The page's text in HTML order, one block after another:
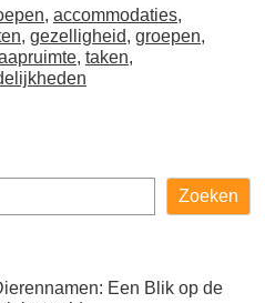
, accommodaties,
, gezelligheid, groepen,
, taken,
Zoeken
Een Blik op de